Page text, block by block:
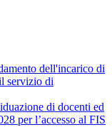
dell'incarico di
servizio di
di docenti ed
per l’accesso al FIS